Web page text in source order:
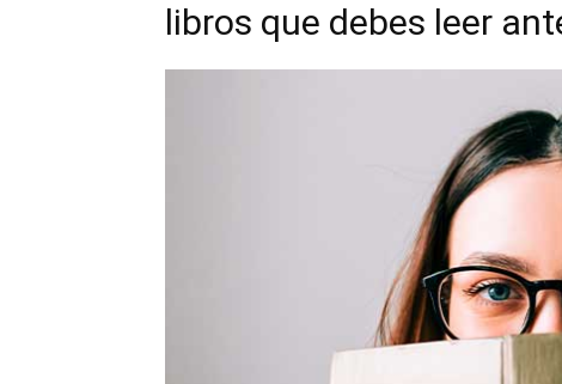
libros que debes leer